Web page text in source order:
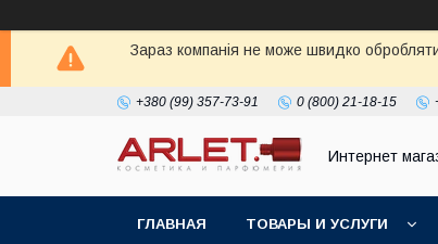
Зараз компанія не може швидко
+380 (99) 357-73-91 0 (800) 21-18-15
Интернет
ГЛАВНАЯ ТОВАРЫ И УСЛУГИ